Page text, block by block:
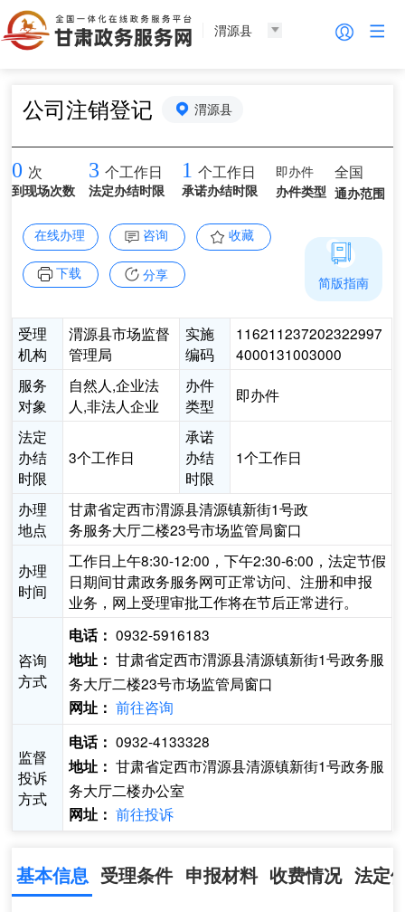
渭源县
公司注销登记 渭源县
0 次
到现场次数
3 个工作日
法定办结时限
1 个工作日
承诺办结时限
即办件
办件类型
全国
通办范围
在线办理 咨询 收藏
下载 分享
受理
机构
渭源县市场监督
管理局
实施
编码
116211237202322997
4000131003000
服务
对象
自然人,企业法
人,非法人企业
办件
类型
即办件
法定
办结
时限
3个工作日
承诺
办结
时限
1个工作日
办理
地点
甘肃省定西市渭源县清源镇新街1号政
务服务大厅二楼23号市场监管局窗口
办理
时间
工作日上午8:30-12:00，下午2:30-6:00，法定节假
日期间甘肃政务服务网可正常访问、注册和申报
业务，网上受理审批工作将在节后正常进行。
咨询
方式
电话： 0932-5916183
地址： 甘肃省定西市渭源县清源镇新街1号政务服
务大厅二楼23号市场监管局窗口
网址： 前往咨询
监督
投诉
方式
电话： 0932-4133328
地址： 甘肃省定西市渭源县清源镇新街1号政务服
务大厅二楼办公室
网址： 前往投诉
简版指南
基本信息 受理条件 申报材料 收费情况 法定